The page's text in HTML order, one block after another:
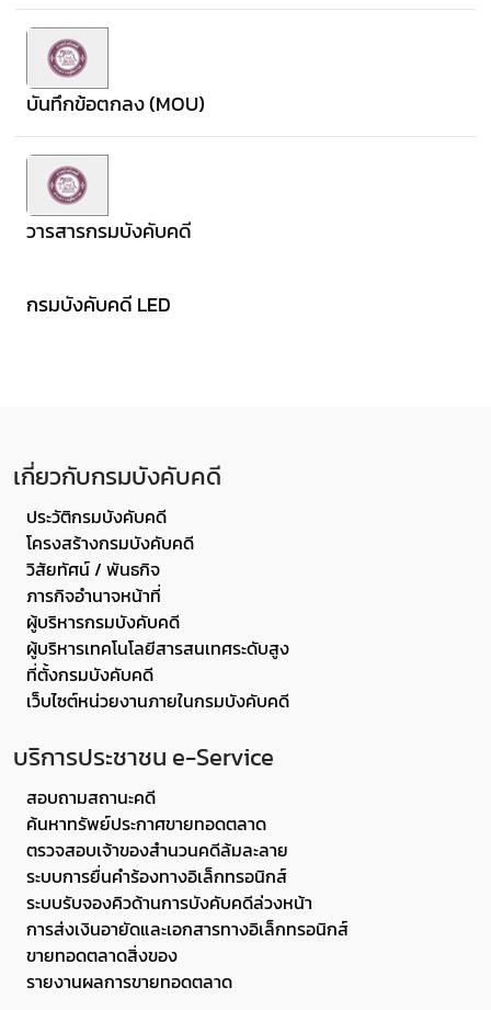
บันทึกข้อตกลง (MOU)
วารสารกรมบังคับคดี
กรมบังคับคดี LED
เกี่ยวกับกรมบังคับคดี
ประวัติกรมบังคับคดี
โครงสร้างกรมบังคับคดี
วิสัยทัศน์ / พันธกิจ
ภารกิจอำนาจหน้าที่
ผู้บริหารกรมบังคับคดี
ผู้บริหารเทคโนโลยีสารสนเทศระดับสูง
ที่ตั้งกรมบังคับคดี
เว็บไซต์หน่วยงานภายในกรมบังคับคดี
บริการประชาชน e-Service
สอบถามสถานะคดี
ค้นหาทรัพย์ประกาศขายทอดตลาด
ตรวจสอบเจ้าของสำนวนคดีล้มละลาย
ระบบการยื่นคำร้องทางอิเล็กทรอนิกส์
ระบบรับจองคิวด้านการบังคับคดีล่วงหน้า
การส่งเงินอายัดและเอกสารทางอิเล็กทรอนิกส์
ขายทอดตลาดสิ่งของ
รายงานผลการขายทอดตลาด